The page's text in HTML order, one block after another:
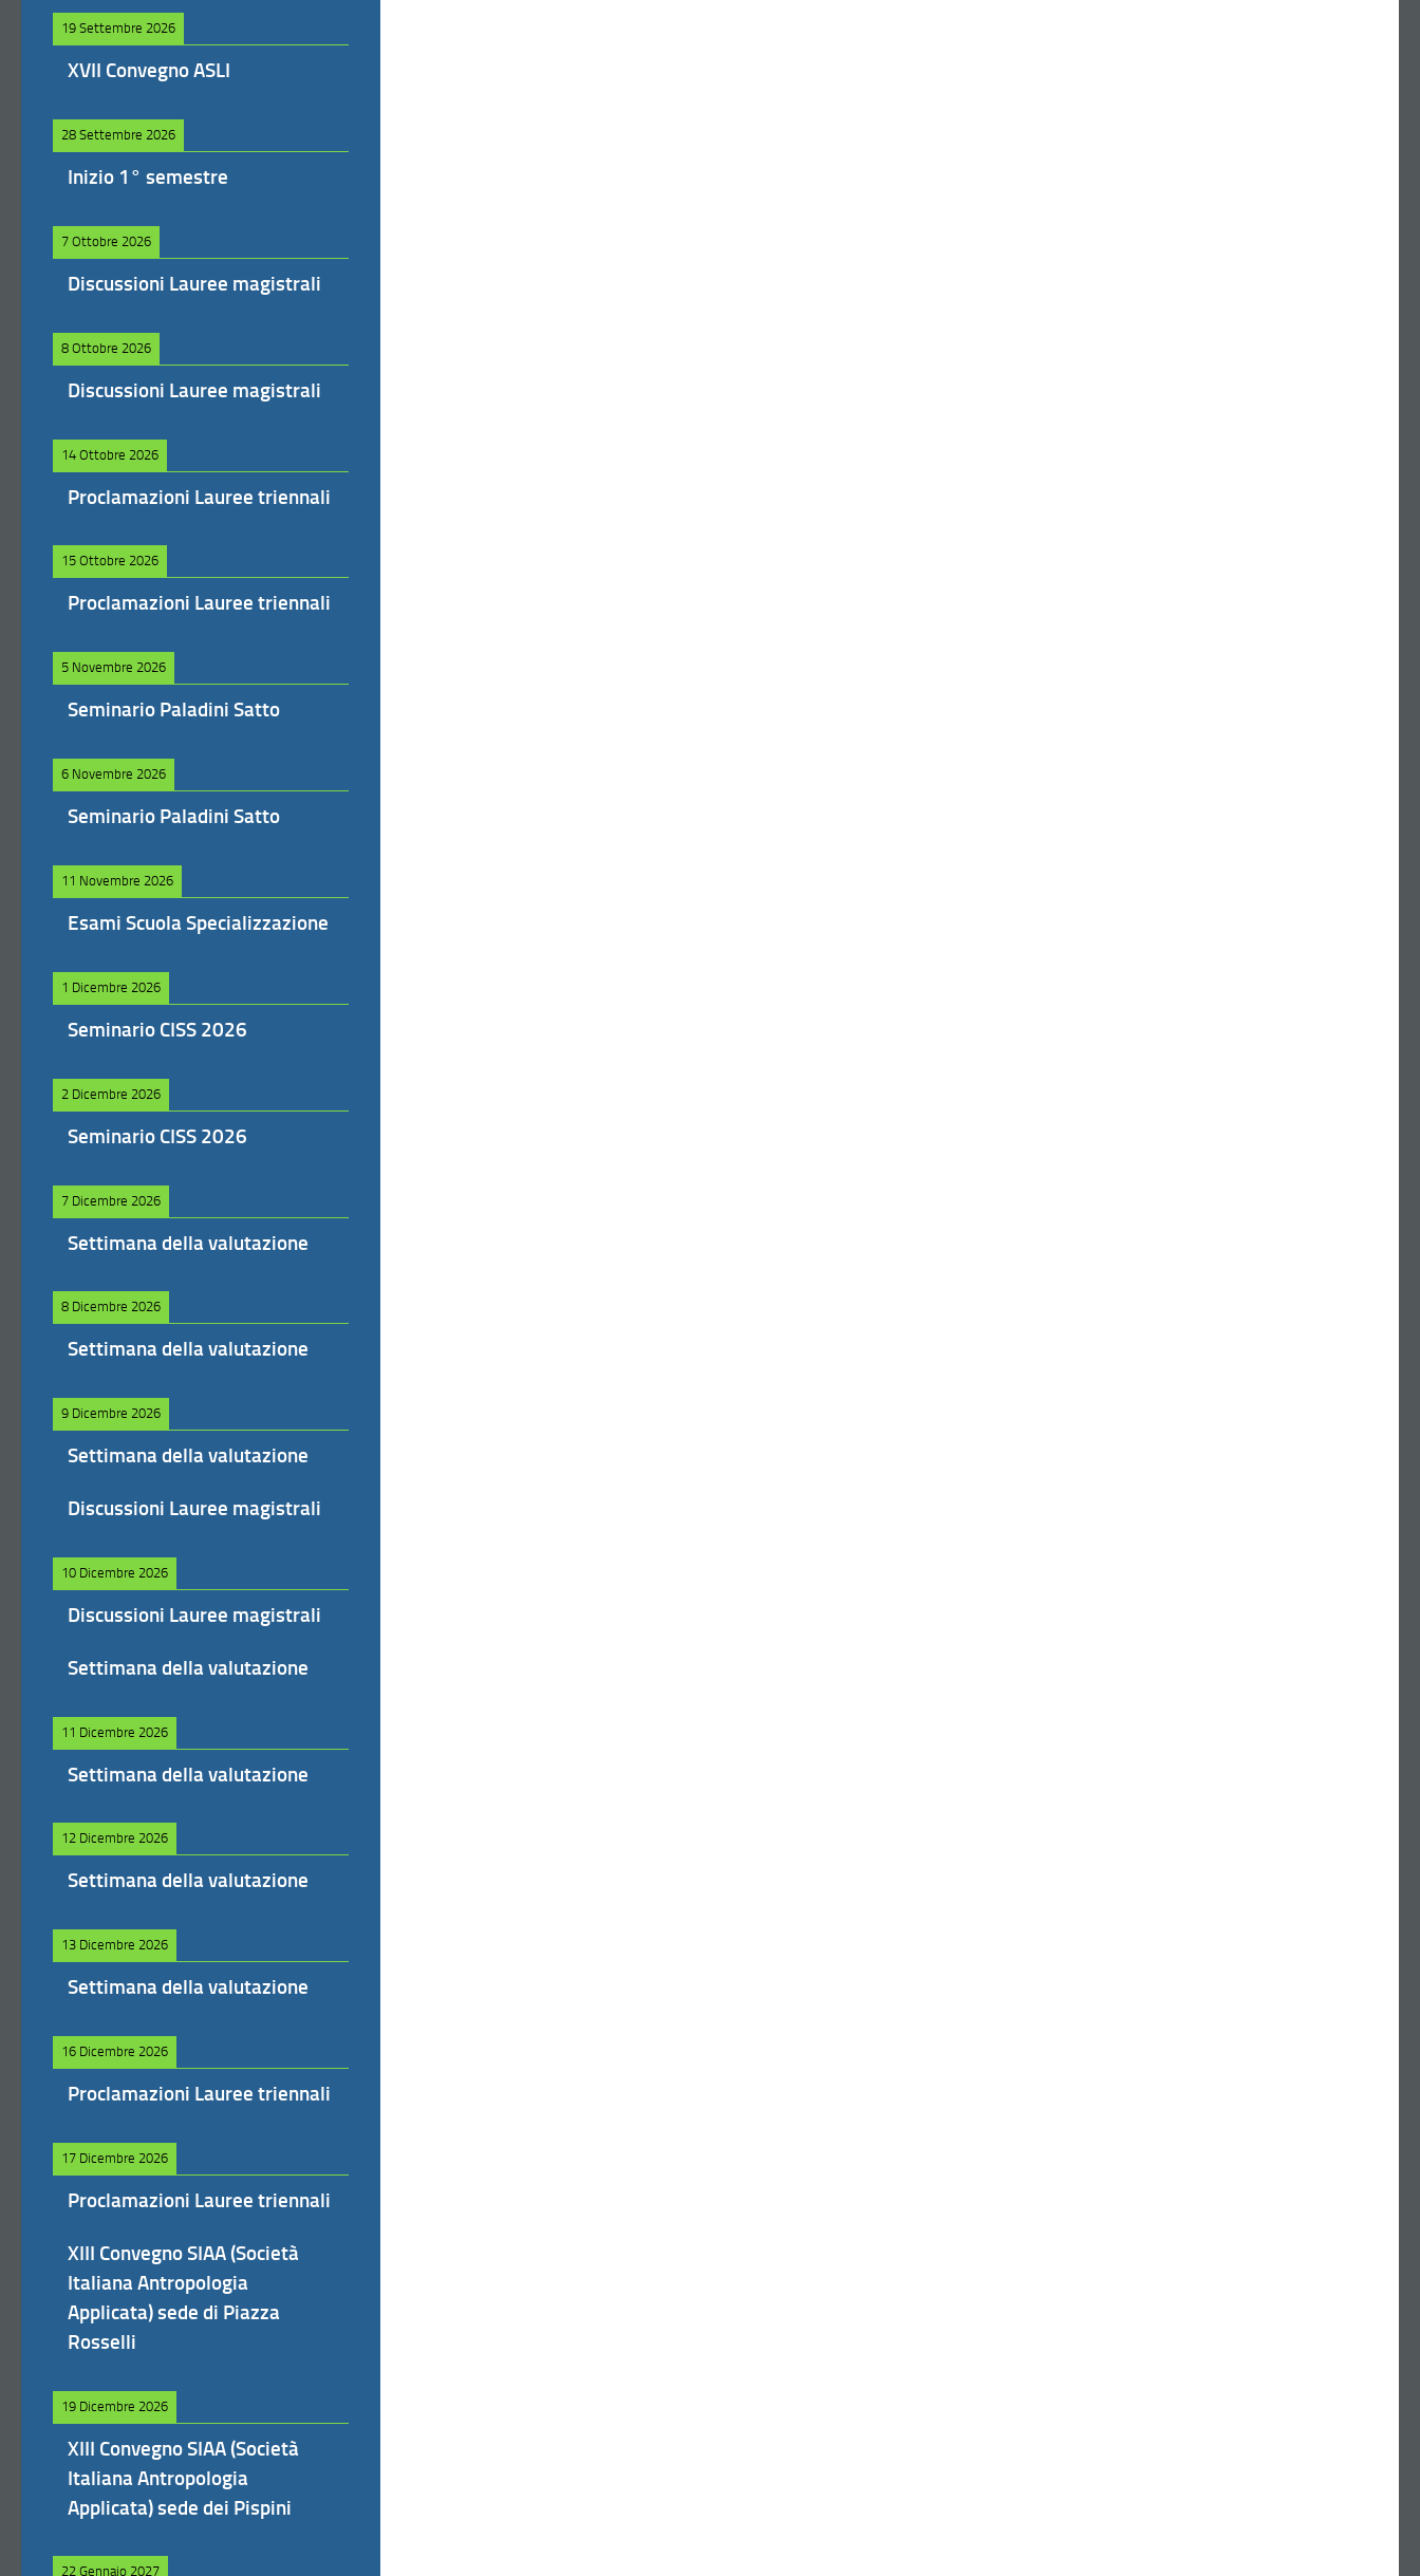
19 Settembre 2026
XVII Convegno ASLI
28 Settembre 2026
Inizio 1° semestre
7 Ottobre 2026
Discussioni Lauree magistrali
8 Ottobre 2026
Discussioni Lauree magistrali
14 Ottobre 2026
Proclamazioni Lauree triennali
15 Ottobre 2026
Proclamazioni Lauree triennali
5 Novembre 2026
Seminario Paladini Satto
6 Novembre 2026
Seminario Paladini Satto
11 Novembre 2026
Esami Scuola Specializzazione
1 Dicembre 2026
Seminario CISS 2026
2 Dicembre 2026
Seminario CISS 2026
7 Dicembre 2026
Settimana della valutazione
8 Dicembre 2026
Settimana della valutazione
9 Dicembre 2026
Settimana della valutazione
Discussioni Lauree magistrali
10 Dicembre 2026
Discussioni Lauree magistrali
Settimana della valutazione
11 Dicembre 2026
Settimana della valutazione
12 Dicembre 2026
Settimana della valutazione
13 Dicembre 2026
Settimana della valutazione
16 Dicembre 2026
Proclamazioni Lauree triennali
17 Dicembre 2026
Proclamazioni Lauree triennali
XIII Convegno SIAA (Società
Italiana Antropologia
Applicata) sede di Piazza
Rosselli
19 Dicembre 2026
XIII Convegno SIAA (Società
Italiana Antropologia
Applicata) sede dei Pispini
22 Gennaio 2027